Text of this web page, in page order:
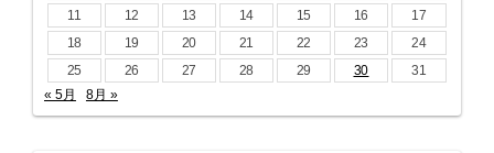
11
12 13 14 15 16
17
18
19 20 21 22 23
24
25
26 27 28 29 30
31
« 5月
8月 »